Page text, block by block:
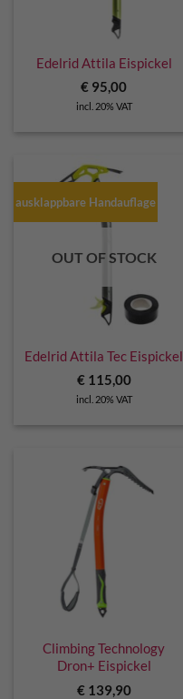
Edelrid Attila Eispickel
€ 95,00
incl. 20% VAT
ausklappbare Handauflage
OUT OF STOCK
Edelrid Attila Tec Eispickel
€115,00
incl. 20% VAT
Climbing Technology
Dron+ Eispickel
€139,90